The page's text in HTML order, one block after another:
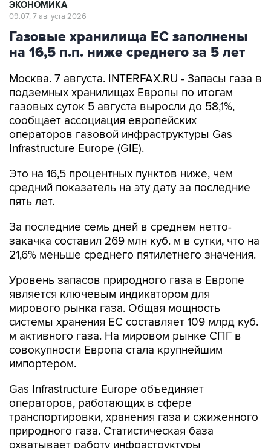
ЭКОНОМИКА
09:07, 7 августа 2026
Газовые хранилища ЕС заполнены
на 16,5 п.п. ниже среднего за 5 лет
Москва. 7 августа. INTERFAX.RU - Запасы газа в
подземных хранилищах Европы по итогам
газовых суток 5 августа выросли до 58,1%,
сообщает ассоциация европейских
операторов газовой инфраструктуры Gas
Infrastructure Europe (GIE).
Это на 16,5 процентных пунктов ниже, чем
средний показатель на эту дату за последние
пять лет.
За последние семь дней в среднем нетто-
закачка составил 269 млн куб. м в сутки, что на
21,6% меньше среднего пятилетнего значения.
Уровень запасов природного газа в Европе
является ключевым индикатором для
мирового рынка газа. Общая мощность
системы хранения ЕС составляет 109 млрд куб.
м активного газа. На мировом рынке СПГ в
совокупности Европа стала крупнейшим
импортером.
Gas Infrastructure Europe объединяет
операторов, работающих в сфере
транспортировки, хранения газа и сжиженного
природного газа. Статистическая база